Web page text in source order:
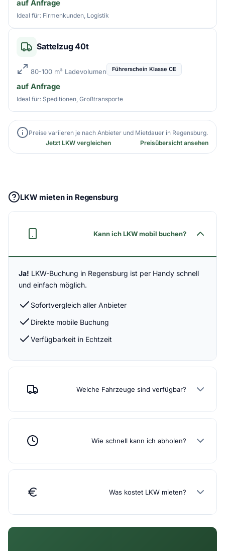
auf Anfrage
Ideal für: Firmenkunden, Logistik
Sattelzug 40t
80-100 m³ Ladevolumen Führerschein Klasse CE
auf Anfrage
Ideal für: Speditionen, Großtransporte
Preise variieren je nach Anbieter und Mietdauer in Regensburg.
Jetzt LKW vergleichen
Preisübersicht ansehen
LKW mieten in Regensburg
Kann ich LKW mobil buchen?
Ja! LKW-Buchung in Regensburg ist per Handy schnell
und einfach möglich.
Sofortvergleich aller Anbieter
Direkte mobile Buchung
Verfügbarkeit in Echtzeit
Welche Fahrzeuge sind verfügbar?
Wie schnell kann ich abholen?
Was kostet LKW mieten?